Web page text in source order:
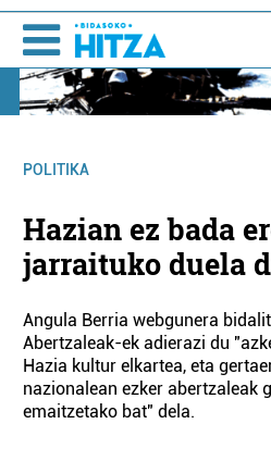
POLITIKA
Hazian ez bada
jarraituko duela
Angula Berria webgunera
Abertzaleak-ek adierazi du
Hazia kultur elkartea, eta
nazionalean ezker abertzaleak
emaitzetako bat" dela.